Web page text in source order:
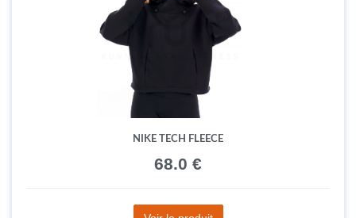
NIKE TECH FLEECE
68.0 €